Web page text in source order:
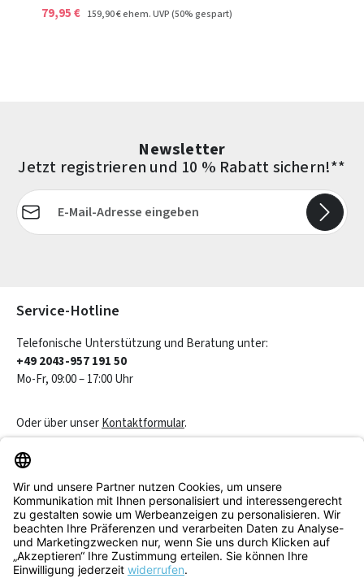
79,95 € 159,90 €ehem. UVP(50% gespart)
Newsletter
Jetzt registrieren und 10 % Rabatt sichern!**
E-Mail-Adresse*
Service-Hotline
Telefonische Unterstützung und Beratung unter:
+49 2043-957 191 50
Mo-Fr, 09:00 – 17:00 Uhr
Oder über unserKontaktformular.
Service & Beratung
Informationen